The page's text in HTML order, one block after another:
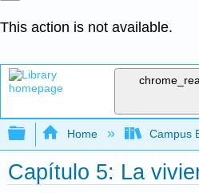
This action is not available.
Expand/collapse
Home Campus
Capítulo 5: La